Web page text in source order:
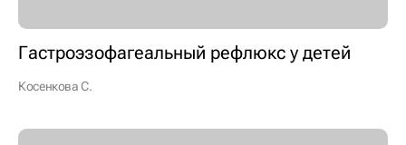
Гастроэзофагеальный рефлюкс у детей
Косенкова С.